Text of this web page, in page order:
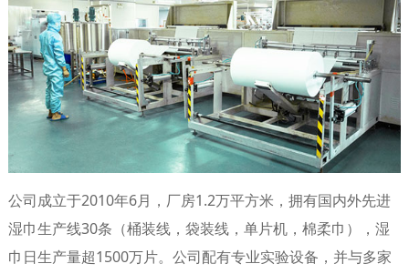
公司成立于2010年6月，厂房1.2万平方米，拥有国内外先进
湿巾生产线30条（桶装线，袋装线，单片机，棉柔巾），湿
巾日生产量超1500万片。公司配有专业实验设备，并与多家